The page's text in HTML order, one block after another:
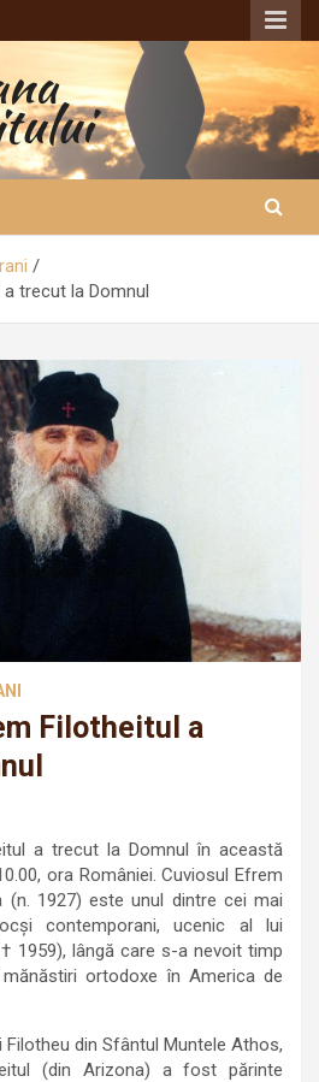
trecut la Domnul
Filotheitul a
a trecut la Domnul în această
ora României. Cuviosul Efrem
(n. 1927) este unul dintre cei mai
contemporani, ucenic al lui
1959), lângă care s-a nevoit timp
ortodoxe în America de
din Sfântul Muntele Athos,
(din Arizona) a fost părinte